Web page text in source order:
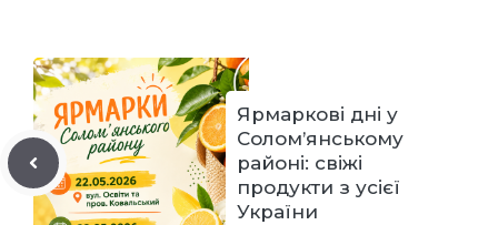
Ярмаркові дні у
Солом’янському
районі: свіжі
продукти з усієї
України